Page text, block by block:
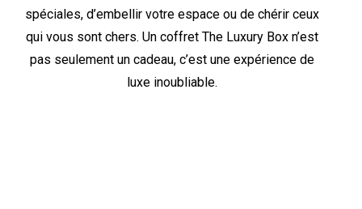
spéciales, d’embellir votre espace ou de chérir ceux
qui vous sont chers. Un coffret The Luxury Box n’est
pas seulement un cadeau, c’est une expérience de
luxe inoubliable.